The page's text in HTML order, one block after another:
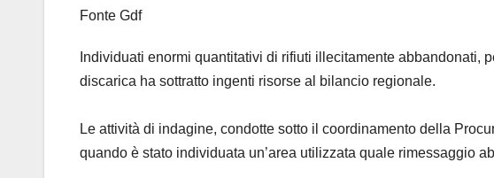
Fonte Gdf
Individuati enormi quantitativi di rifiuti illecitamente abbandonati,
discarica ha sottratto ingenti risorse al bilancio regionale.
Le attività di indagine, condotte sotto il coordinamento della
quando è stato individuata un’area utilizzata quale rimessaggio